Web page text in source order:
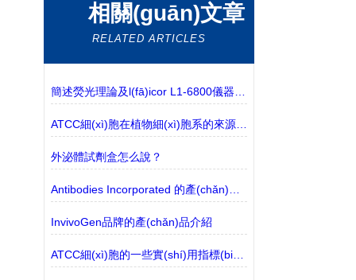
相關(guān)文章
RELATED ARTICLES
ATCC細(xì)胞在植物細(xì)胞系的來源有哪些？
外泌體試劑盒怎么說？
InvivoGen品牌的產(chǎn)品介紹
ATCC細(xì)胞的一些實(shí)用指標(biāo)參數(shù)講解